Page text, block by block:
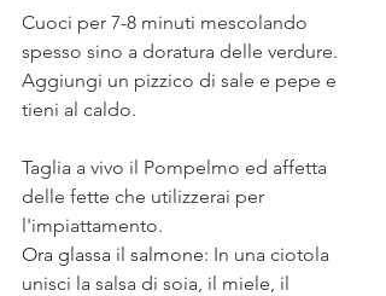
Cuoci per 7-8 minuti mescolando
spesso sino a doratura delle verdure.
Aggiungi un pizzico di sale e pepe e
tieni al caldo.
Taglia a vivo il Pompelmo ed affetta
delle fette che utilizzerai per
l'impiattamento.
Ora glassa il salmone: In una ciotola
unisci la salsa di soia, il miele, il